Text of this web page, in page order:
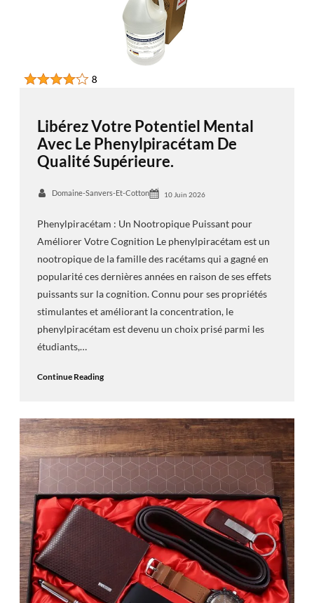
Libérez Votre Potentiel Mental
Avec Le Phenylpiracétam De
Qualité Supérieure.
Domaine-Sanvers-Et-Cotton 10 Juin 2026
Phenylpiracétam : Un Nootropique Puissant pour
Améliorer Votre Cognition Le phenylpiracétam est un
nootropique de la famille des racétams qui a gagné en
popularité ces dernières années en raison de ses effets
puissants sur la cognition. Connu pour ses propriétés
stimulantes et améliorant la concentration, le
phenylpiracétam est devenu un choix prisé parmi les
étudiants,…
Continue Reading